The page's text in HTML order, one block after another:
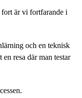
är vi fortfarande i
och en teknisk
resa där man testar